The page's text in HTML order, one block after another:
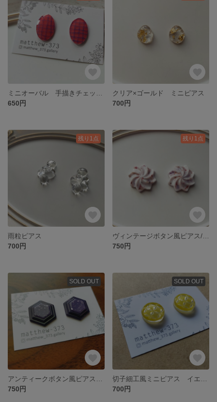
650円
クリア×ゴールド ミニピアス
700円
残り1点
雨粒ピアス
700円
残り1点
750円
SOLD OUT
750円
SOLD OUT
700円